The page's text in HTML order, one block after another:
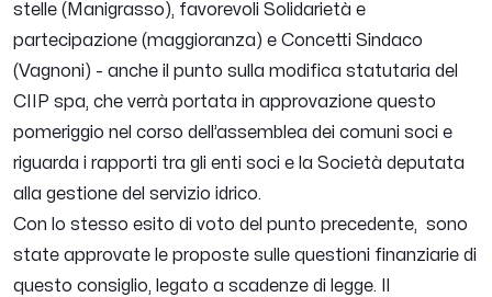
stelle (Manigrasso), favorevoli Solidarietà e
partecipazione (maggioranza) e Concetti Sindaco
(Vagnoni) - anche il punto sulla modifica statutaria del
CIIP spa, che verrà portata in approvazione questo
pomeriggio nel corso dell’assemblea dei comuni soci e
riguarda i rapporti tra gli enti soci e la Società deputata
alla gestione del servizio idrico.
Con lo stesso esito di voto del punto precedente, sono
state approvate le proposte sulle questioni finanziarie di
questo consiglio, legato a scadenze di legge. Il